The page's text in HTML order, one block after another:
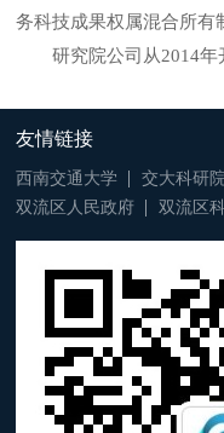
务科技成果权属混合所有
研究院公司从2014
指标才能出来，社会风险
府的科技资金对有市场
中试成功后创业公司落
变成产品样品。目前研
科技成果进行了“天使
败，2项获得中试成功（
友情链接
西南交通大学 交大科研院
双流区人民政府
双流区